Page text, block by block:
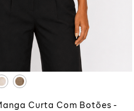
À SACOLA
Curta Com Botões -